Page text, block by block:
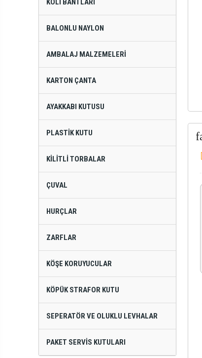
KOLI BANTLARI
BALONLU NAYLON
AMBALAJ MALZEMELERI
KARTON ÇANTA
AYAKKABI KUTUSU
PLASTIK KUTU
KILITLI TORBALAR
ÇUVAL
HURÇLAR
ZARFLAR
KÖŞE KORUYUCULAR
KÖPÜK STRAFOR KUTU
SEPERATÖR VE OLUKLU LEVHALAR
PAKET SERVIS KUTULARI